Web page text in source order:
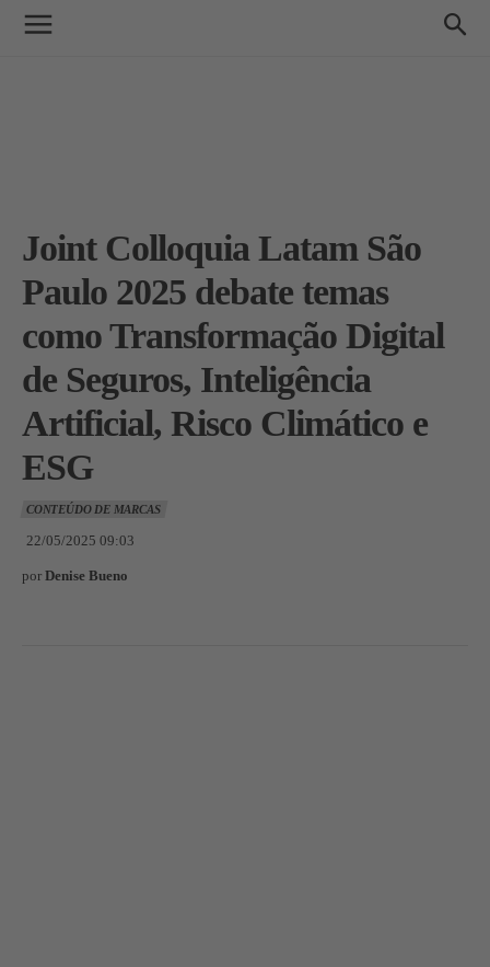
Joint Colloquia Latam São
Paulo 2025 debate temas
como Transformação Digital
de Seguros, Inteligência
Artificial, Risco Climático e
ESG
CONTEÚDO DE MARCAS
22/05/2025 09:03
por Denise Bueno